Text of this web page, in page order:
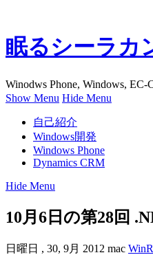
眠るシーラカ
Winodws Phone, Windows,
Show Menu Hide Menu
自己紹介
Windows開発
Windows Phone
Dynamics CRM
Hide Menu
10月6日の第28回
日曜日 , 30, 9月 2012 mac